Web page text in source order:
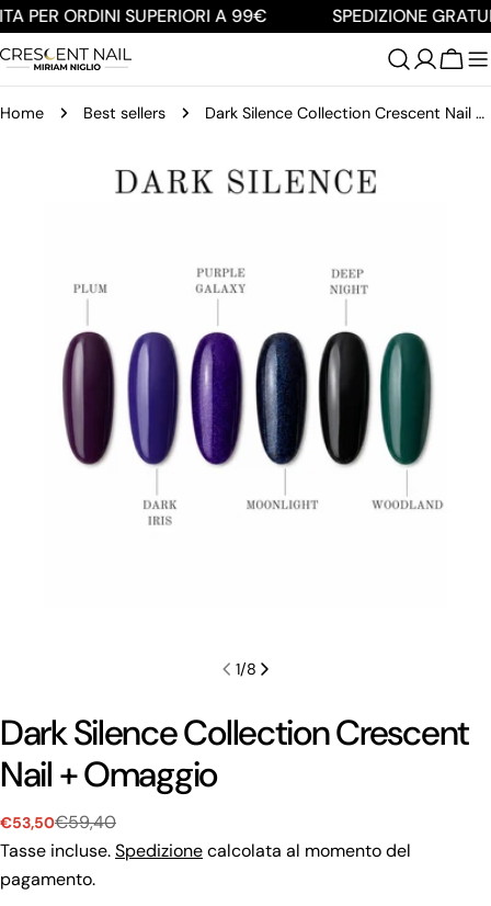
Salta
contenuto
PER ORDINI SUPERIORI A 99€ SPEDIZIONE
Home Best sellers Dark Silence Collection Crescent Nail + Omaggio
supporto 0 in modalità modale
1/8
Dark Silence Collection Crescent
Nail + Omaggio
Prezzo
di
€53,50
Prezzo
regolare
€59,40
Tasse incluse.Spedizionecalcolata al momento del
pagamento.